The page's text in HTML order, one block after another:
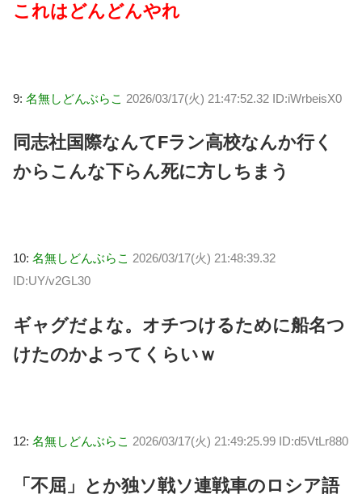
これはどんどんやれ
9: 名無しどんぶらこ 2026/03/17(火) 21:47:52.32 ID:iWrbeisX0
同志社国際なんてFラン高校なんか行く
からこんな下らん死に方しちまう
10: 名無しどんぶらこ 2026/03/17(火) 21:48:39.32
ID:UY/v2GL30
ギャグだよな。オチつけるために船名つ
けたのかよってくらいｗ
12: 名無しどんぶらこ 2026/03/17(火) 21:49:25.99 ID:d5VtLr880
「不屈」とか独ソ戦ソ連戦車のロシア語